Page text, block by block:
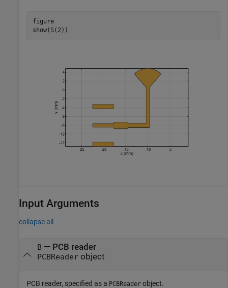
figure
show(S(2))
Input Arguments
collapse all
B— PCB reader
PCBReaderobject
PCB reader, specified as a PCBReader object.